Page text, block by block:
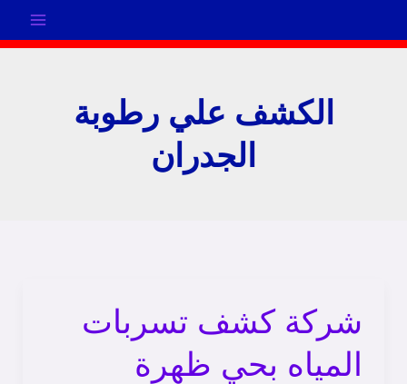
إلى
الكشف علي رطوبة
الجدران
شركة كشف تسربات
المياه بحي ظهرة
شركة
كشف
تسربات